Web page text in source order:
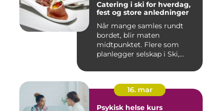
Catering i ski for hverdag,
fest og store anledninger
Når mange samles rundt
bordet, blir maten
midtpunktet. Flere som
planlegger selskap i Ski,
16. mar
Psykisk helse kurs